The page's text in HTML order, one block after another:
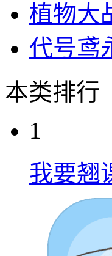
植物大
代号鸢
本类排行
1
我要翘